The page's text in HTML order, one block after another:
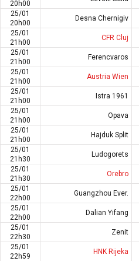
20h00
25/01
20h00
Desna Chernigiv
25/01
21h00
CFR Cluj
25/01
21h00
Ferencvaros
25/01
21h00
Austria Wien
25/01
21h00
Istra 1961
25/01
21h00
Opava
25/01
21h00
Hajduk Split
25/01
21h30
Ludogorets
25/01
21h30
Orebro
25/01
22h00
Guangzhou Ever.
25/01
22h00
Dalian Yifang
25/01
22h30
Zenit
25/01
22h59
HNK Rijeka